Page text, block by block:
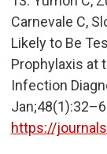
Carnevale C,
Likely to Be
Prophylaxis at
Infection
https://